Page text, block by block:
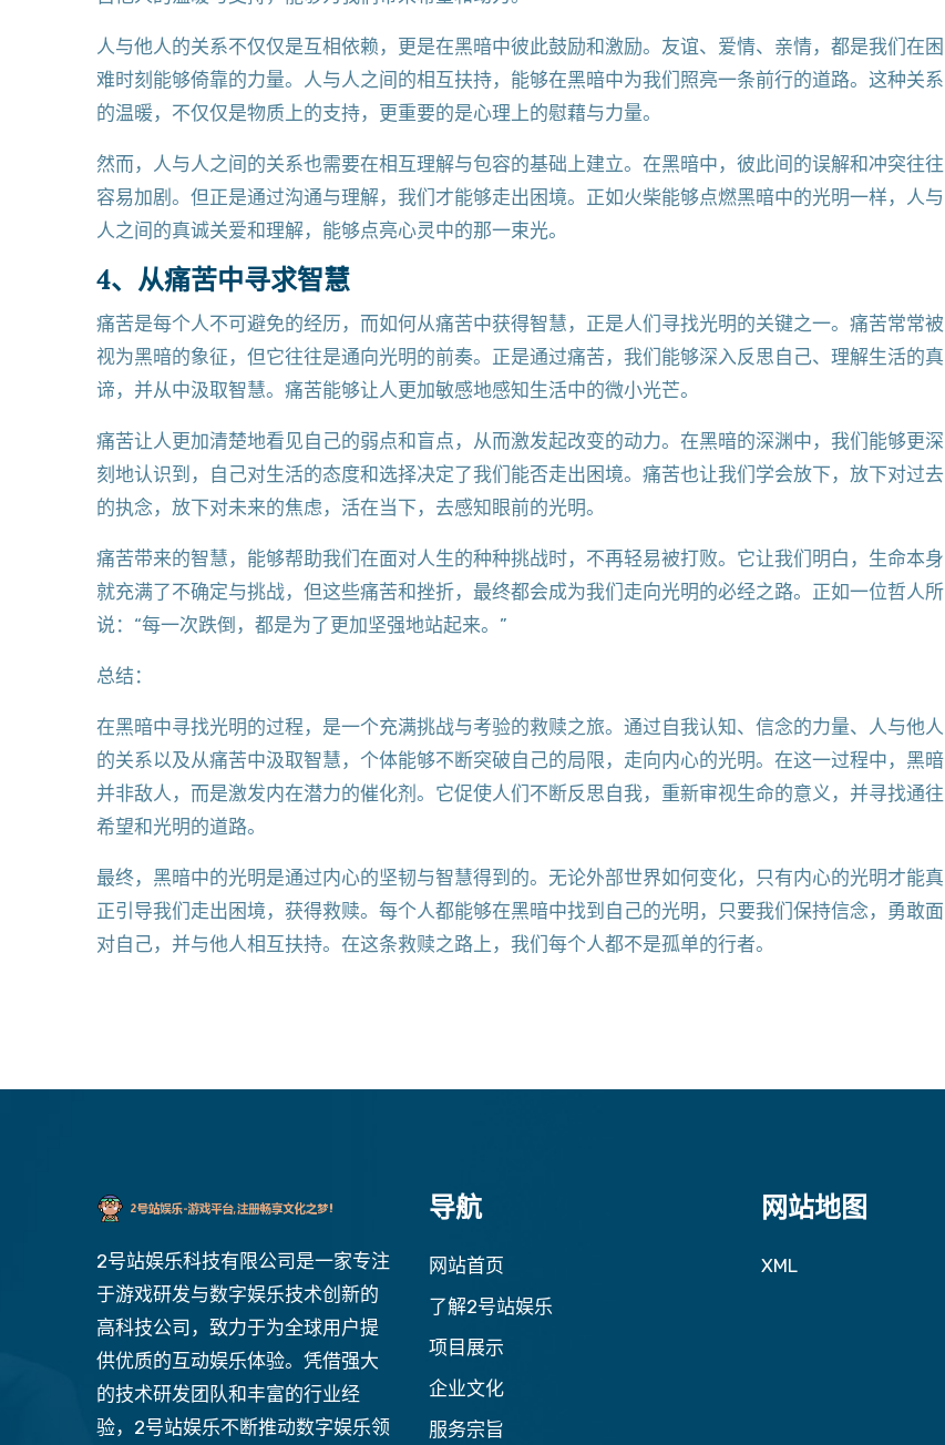
人与他人的关系不仅仅是互相依赖，更是在黑暗中彼此鼓励和激励。友谊、爱情、亲情，都是我们在困
难时刻能够倚靠的力量。人与人之间的相互扶持，能够在黑暗中为我们照亮一条前行的道路。这种关系
的温暖，不仅仅是物质上的支持，更重要的是心理上的慰藉与力量。
然而，人与人之间的关系也需要在相互理解与包容的基础上建立。在黑暗中，彼此间的误解和冲突往往
容易加剧。但正是通过沟通与理解，我们才能够走出困境。正如火柴能够点燃黑暗中的光明一样，人与
人之间的真诚关爱和理解，能够点亮心灵中的那一束光。
4、从痛苦中寻求智慧
痛苦是每个人不可避免的经历，而如何从痛苦中获得智慧，正是人们寻找光明的关键之一。痛苦常常被
视为黑暗的象征，但它往往是通向光明的前奏。正是通过痛苦，我们能够深入反思自己、理解生活的真
谛，并从中汲取智慧。痛苦能够让人更加敏感地感知生活中的微小光芒。
痛苦让人更加清楚地看见自己的弱点和盲点，从而激发起改变的动力。在黑暗的深渊中，我们能够更深
刻地认识到，自己对生活的态度和选择决定了我们能否走出困境。痛苦也让我们学会放下，放下对过去
的执念，放下对未来的焦虑，活在当下，去感知眼前的光明。
痛苦带来的智慧，能够帮助我们在面对人生的种种挑战时，不再轻易被打败。它让我们明白，生命本身
就充满了不确定与挑战，但这些痛苦和挫折，最终都会成为我们走向光明的必经之路。正如一位哲人所
说：“每一次跌倒，都是为了更加坚强地站起来。”
总结：
在黑暗中寻找光明的过程，是一个充满挑战与考验的救赎之旅。通过自我认知、信念的力量、人与他人
的关系以及从痛苦中汲取智慧，个体能够不断突破自己的局限，走向内心的光明。在这一过程中，黑暗
并非敌人，而是激发内在潜力的催化剂。它促使人们不断反思自我，重新审视生命的意义，并寻找通往
希望和光明的道路。
最终，黑暗中的光明是通过内心的坚韧与智慧得到的。无论外部世界如何变化，只有内心的光明才能真
正引导我们走出困境，获得救赎。每个人都能够在黑暗中找到自己的光明，只要我们保持信念，勇敢面
对自己，并与他人相互扶持。在这条救赎之路上，我们每个人都不是孤单的行者。
2号站娱乐科技有限公司是一家专注
于游戏研发与数字娱乐技术创新的
高科技公司，致力于为全球用户提
供优质的互动娱乐体验。凭借强大
的技术研发团队和丰富的行业经
验，2号站娱乐不断推动数字娱乐领
导航
网站首页
了解2号站娱乐
项目展示
企业文化
服务宗旨
网站地图
XML